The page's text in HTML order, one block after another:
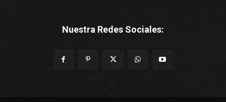
Nuestra Redes Sociales: